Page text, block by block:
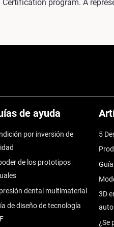
program. A
de ayuda
por inversión de
de los prototipos
dental multimaterial
de diseño de tecnología
5
3D
¿Se